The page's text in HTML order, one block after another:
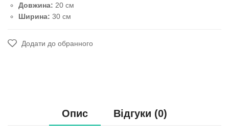
Довжина: 20 см
Ширина: 30 см
Додати до обранного
Опис Відгуки (0)